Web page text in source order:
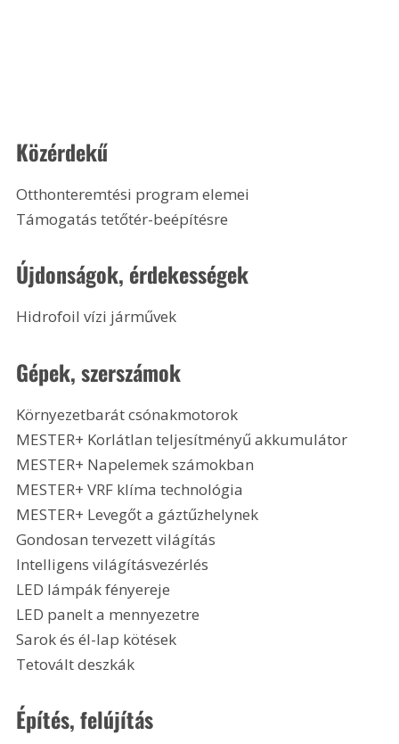
Közérdekű
Otthonteremtési program elemei
Támogatás tetőtér-beépítésre
Újdonságok, érdekességek
Hidrofoil vízi járművek
Gépek, szerszámok
Környezetbarát csónakmotorok
MESTER+ Korlátlan teljesítményű akkumulátor
MESTER+ Napelemek számokban
MESTER+ VRF klíma technológia
MESTER+ Levegőt a gáztűzhelynek
Gondosan tervezett világítás
Intelligens világításvezérlés
LED lámpák fényereje
LED panelt a mennyezetre
Sarok és él-lap kötések
Tetovált deszkák
Építés, felújítás